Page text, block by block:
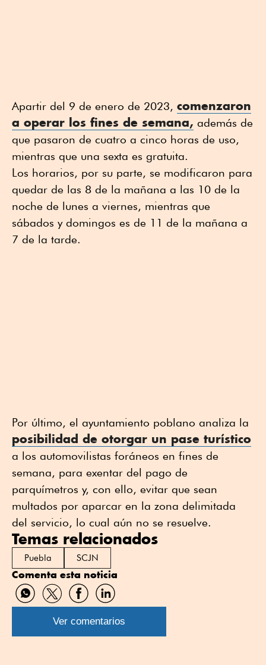
Apartir del 9 de enero de 2023, comenzaron
a operar los fines de semana, además de
que pasaron de cuatro a cinco horas de uso,
mientras que una sexta es gratuita.
Los horarios, por su parte, se modificaron para
quedar de las 8 de la mañana a las 10 de la
noche de lunes a viernes, mientras que
sábados y domingos es de 11 de la mañana a
7 de la tarde.
Por último, el ayuntamiento poblano analiza la
posibilidad de otorgar un pase turístico
a los automovilistas foráneos en fines de
semana, para exentar del pago de
parquímetros y, con ello, evitar que sean
multados por aparcar en la zona delimitada
del servicio, lo cual aún no se resuelve.
Temas relacionados
Puebla SCJN
Comenta esta noticia
Compartir
por
WhatsApp
Compartir
por
Twitter
Compartir
por
Facebook
Compartir
por
Linkedin
Ver comentarios